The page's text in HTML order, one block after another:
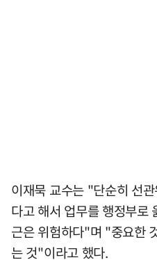
이재묵 교수는 "단순히 선
다고 해서 업무를 행정부로
근은 위험하다"며 "중요한
는 것"이라고 했다.